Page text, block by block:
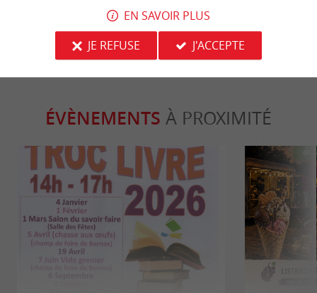
8,0 km - Cussac-Fort-Médoc
ÉVÈNEMENTS À PROXIMITÉ
EN SAVOIR PLUS
JE REFUSE
J'ACCEPTE